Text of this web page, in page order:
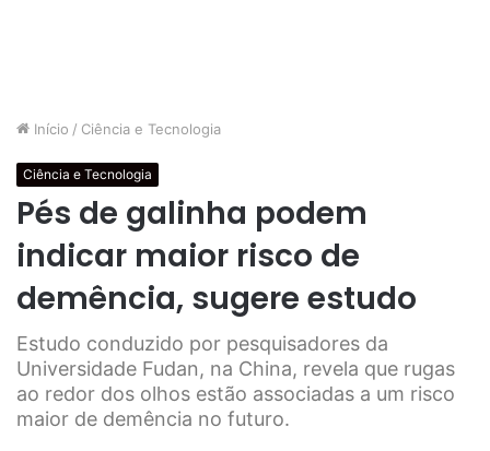
Início / Ciência e Tecnologia
Ciência e Tecnologia
Pés de galinha podem
indicar maior risco de
demência, sugere estudo
Estudo conduzido por pesquisadores da
Universidade Fudan, na China, revela que rugas
ao redor dos olhos estão associadas a um risco
maior de demência no futuro.